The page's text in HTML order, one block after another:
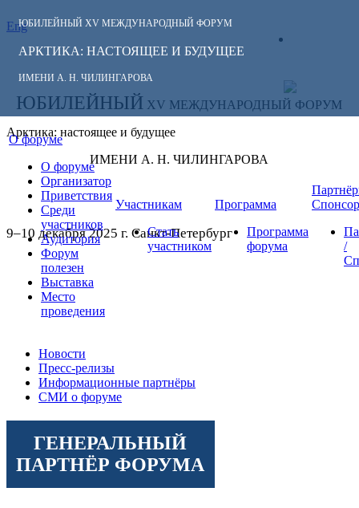
ЮБИЛЕЙНЫЙ XV МЕЖДУНАРОДНЫЙ ФОРУМ
АРКТИКА: НАСТОЯЩЕЕ И БУДУЩЕЕ
ИМЕНИ А. Н. ЧИЛИНГАРОВА
Eng
СЛЕДИТЕ ЗА
НОВОСТЯМИ
ФОРУМА:
ЮБИЛЕЙНЫЙ XV МЕЖДУНАРОДНЫЙ ФОРУМ
Арктика: настоящее и будущее
ИМЕНИ А. Н. ЧИЛИНГАРОВА
9–10 декабря 2025 г. Санкт-Петербург
О форуме
О форуме
Организатор
Приветствия
Среди
участников
Аудитория
Форум
полезен
Выставка
Место
проведения
Участникам
Стать
участником
Программа
Программа
форума
/
Новости
Пресс-релизы
Информационные партнёры
СМИ о форуме
ГЕНЕРАЛЬНЫЙ
ПАРТНЁР ФОРУМА